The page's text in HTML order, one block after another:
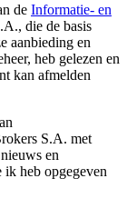
de Informatie- en
die de basis
aanbieding en
heb gelezen en
kan afmelden
S.A. met
en
ik heb opgegeven